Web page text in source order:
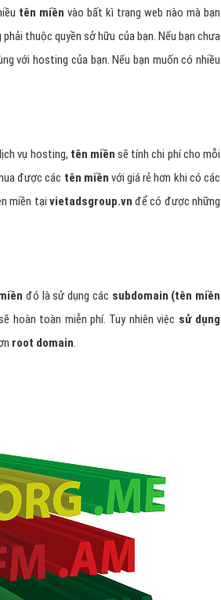
tên miền vào bất kì trang web nào mà bạn
thuộc quyền sở hữu của bạn. Nếu bạn chưa
với hosting của bạn. Nếu bạn muốn có nhiều
vụ hosting, tên miền sẽ tính chi phí cho mỗi
được các tên miền với giá rẻ hơn khi có các
miền tại vietadsgroup.vn để có được những
đó là sử dụng các subdomain (tên miền
hoàn toàn miễn phí. Tuy nhiên việc sử dụng
root domain.